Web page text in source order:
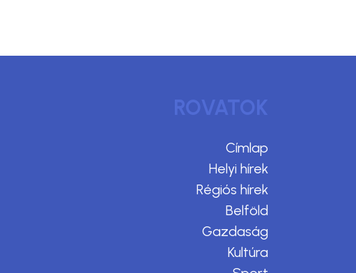
ROVATOK
Címlap
Helyi hírek
Régiós hírek
Belföld
Gazdaság
Kultúra